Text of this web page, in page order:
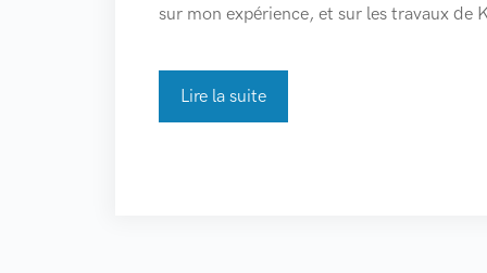
sur mon expérience, et sur les travaux de
Lire la suite